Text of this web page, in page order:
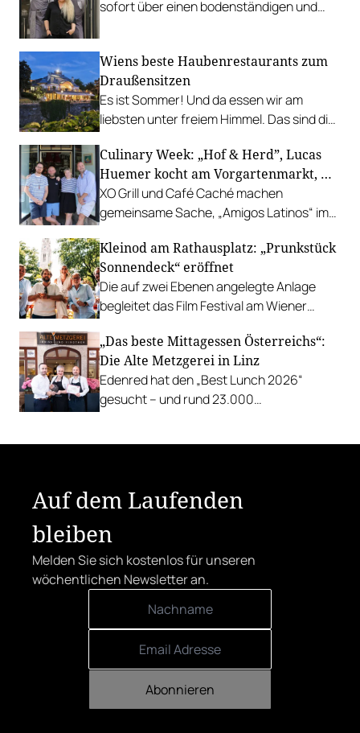
sofort über einen bodenständigen und
Wiens beste Haubenrestaurants zum
Draußensitzen
Es ist Sommer! Und da essen wir am
liebsten unter freiem Himmel. Das sind die
Gastgarten.
Culinary Week: „Hof & Herd”, Lucas
Huemer kocht am Vorgartenmarkt, …
XO Grill und Café Caché machen
gemeinsame Sache, „Amigos Latinos“ im
Richard Rauch kocht in der Riederalm
u.v.m.
Kleinod am Rathausplatz: „Prunkstück
Sonnendeck“ eröffnet
Die auf zwei Ebenen angelegte Anlage
begleitet das Film Festival am Wiener
mit Cocktails, Snacks und
Veranstaltungsprogramm.
„Das beste Mittagessen Österreichs“:
Die Alte Metzgerei in Linz
Edenred hat den „Best Lunch 2026“
gesucht – und rund 23.000
Auf dem Laufenden
bleiben
Melden Sie sich kostenlos für unseren
wöchentlichen Newsletter an.
Abonnieren